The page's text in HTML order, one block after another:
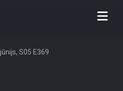
ir nodzīti kā veci
S05 E369